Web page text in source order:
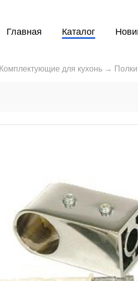
Главная Каталог
Комплектующие для кухонь →